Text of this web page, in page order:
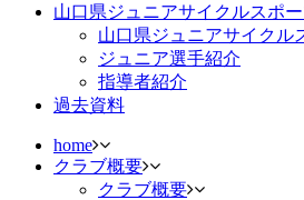
山口県ジュニアサイクルスポ
山口県ジュニアサイクル
ジュニア選手紹介
指導者紹介
過去資料
home
クラブ概要
クラブ概要